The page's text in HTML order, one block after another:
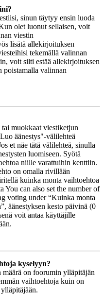
sinun täytyy ensin luoda
olet luonut sellaisen, voit
viestin
lisätä allekirjoituksen
tekemällä valinnan
voit silti estää allekirjoituksen
poistamalla valinnan
muokkaat viestiketjun
äänestys"-välilehteä
et näe tätä välilehteä, sinulla
luomiseen. Syötä
niille varattuihin kenttiin.
on omalla rivillään
kuinka monta vaihtoehtoa
You can also set the number of
voting under “Kuinka monta
äänestyksen kesto päivinä (0
voit antaa käyttäjille
kyselyyn?
on foorumin ylläpitäjän
vaihtoehtoja kuin on